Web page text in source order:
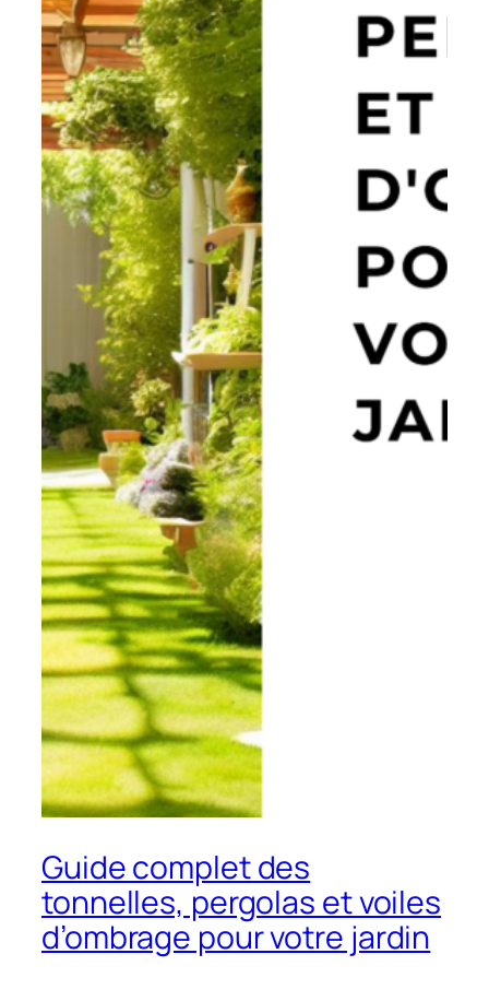
Guide complet des
tonnelles, pergolas et voiles
d’ombrage pour votre jardin